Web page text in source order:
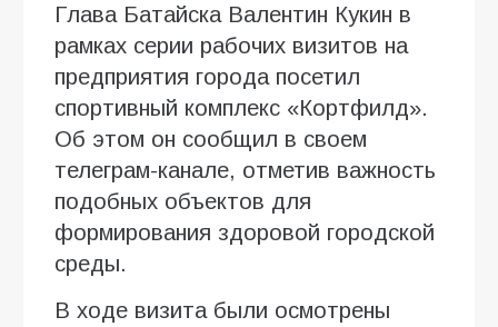
Глава Батайска Валентин Кукин в
рамках серии рабочих визитов на
предприятия города посетил
спортивный комплекс «Кортфилд».
Об этом он сообщил в своем
телеграм-канале, отметив важность
подобных объектов для
формирования здоровой городской
среды.
В ходе визита были осмотрены